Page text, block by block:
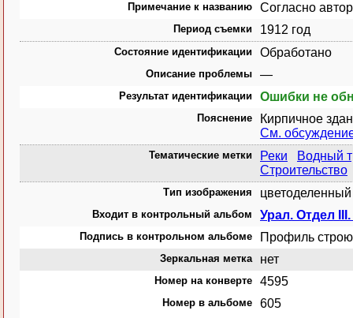
Примечание к названию Согласно
Период съемки 1912 год
Состояние идентификации Обработано
Описание проблемы —
Результат идентификации Ошибки не
Пояснение
Кирпичное
См.
Тематические метки Реки
Водный
Строительство
Тип изображения
Входит в контрольный альбом Урал. Отдел
Подпись в контрольном альбоме Профиль
Зеркальная метка нет
Номер на конверте 4595
Номер в альбоме 605